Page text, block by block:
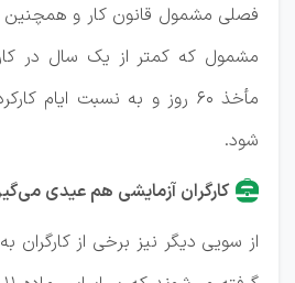
فصلی مشمول قانون کار و همچنین
مشمول که کمتر از یک سال در
مأخذ ۶۰ روز و به نسبت ایام
شود.
کارگران آزمایشی هم عیدی
از سویی دیگر نیز برخی از کارگران